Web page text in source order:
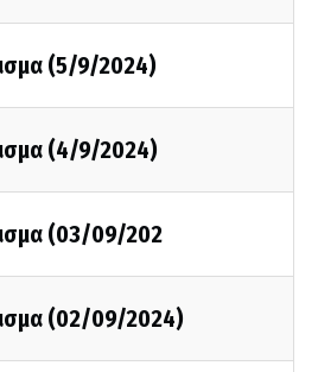
(5/9/2024)
(4/9/2024)
(03/09/202
(02/09/2024)